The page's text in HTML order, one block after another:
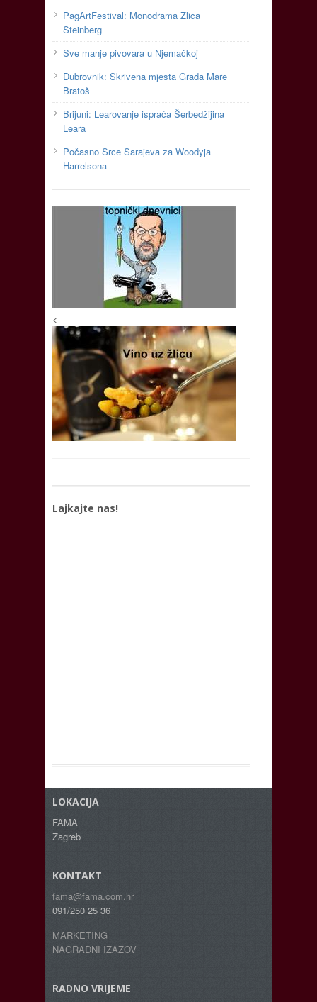
PagArtFestival: Monodrama Žlica
Steinberg
Sve manje pivovara u Njemačkoj
Dubrovnik: Skrivena mjesta Grada Mare
Bratoš
Brijuni: Learovanje ispraća Šerbedžijina
Leara
Počasno Srce Sarajeva za Woodyja
Harrelsona
<
Lajkajte nas!
LOKACIJA
FAMA
Zagreb
KONTAKT
fama@fama.com.hr
091/250 25 36
MARKETING
NAGRADNI IZAZOV
RADNO VRIJEME